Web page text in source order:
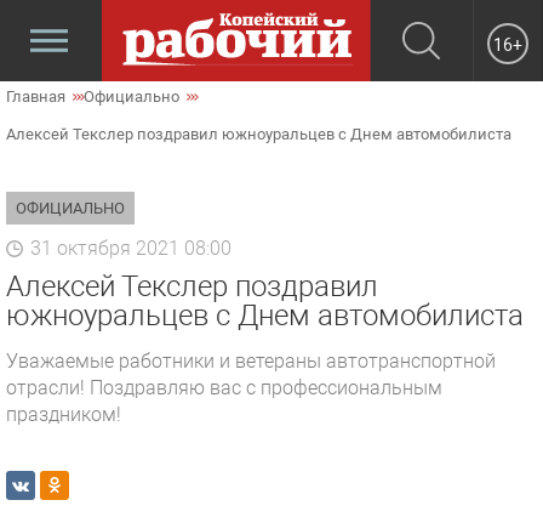
16+
Главная Официально
Алексей Текслер поздравил южноуральцев с Днем автомобилиста
ОФИЦИАЛЬНО
31 октября 2021 08:00
Алексей Текслер поздравил
южноуральцев с Днем автомобилиста
Уважаемые работники и ветераны автотранспортной
отрасли! Поздравляю вас с профессиональным
праздником!